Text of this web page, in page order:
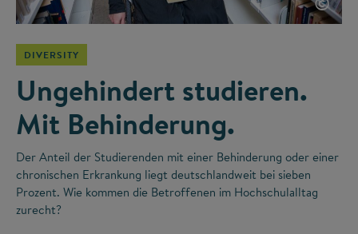
DIVERSITY
Ungehindert studieren.
Mit Behinderung.
Der Anteil der Studierenden mit einer Behinderung oder einer
chronischen Erkrankung liegt deutschlandweit bei sieben
Prozent. Wie kommen die Betroffenen im Hochschulalltag
zurecht?